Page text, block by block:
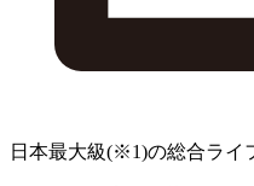
日本最大級(※1)の総合ライ